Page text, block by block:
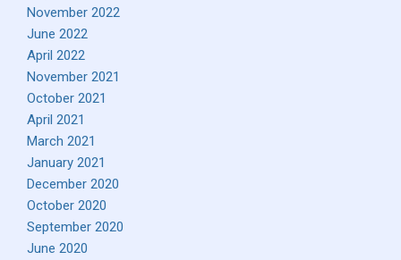
November 2022
June 2022
April 2022
November 2021
October 2021
April 2021
March 2021
January 2021
December 2020
October 2020
September 2020
June 2020